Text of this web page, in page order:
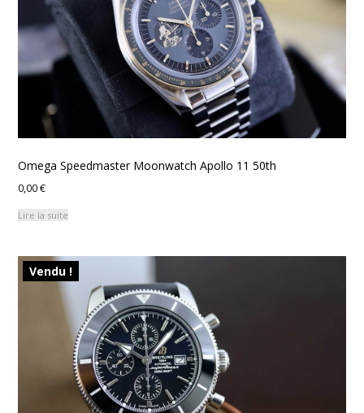
Omega Speedmaster Moonwatch Apollo 11 50th
0,00€
Lire la suite
Vendu !